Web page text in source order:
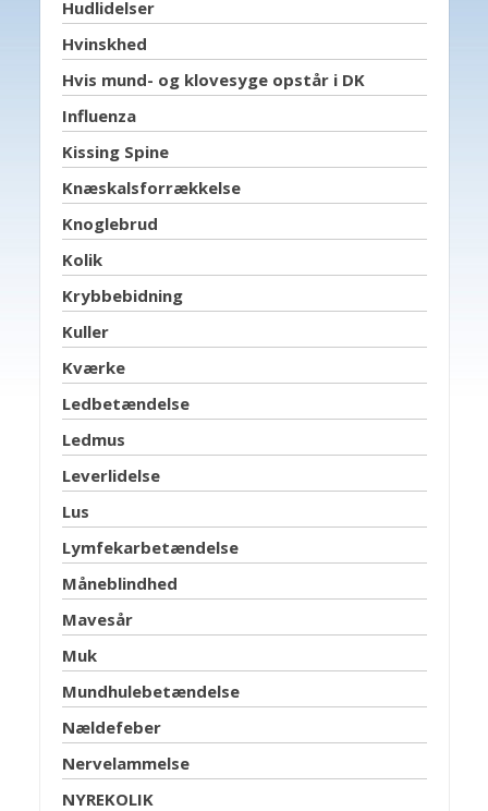
Hudlidelser
Hvinskhed
Hvis mund- og klovesyge opstår i DK
Influenza
Kissing Spine
Knæskalsforrækkelse
Knoglebrud
Kolik
Krybbebidning
Kuller
Kværke
Ledbetændelse
Ledmus
Leverlidelse
Lus
Lymfekarbetændelse
Måneblindhed
Mavesår
Muk
Mundhulebetændelse
Nældefeber
Nervelammelse
NYREKOLIK